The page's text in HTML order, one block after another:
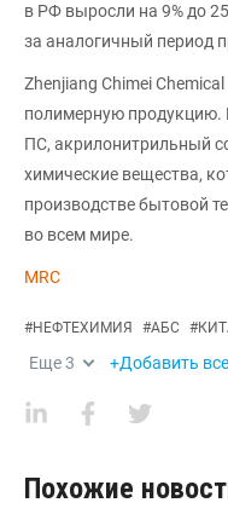
в РФ выросли на 9% до
за аналогичный период
Zhenjiang Chimei
полимерную продукцию.
ПС, акрилонитрильный
химические вещества,
производстве бытовой
во всем мире.
MRC
#НЕФТЕХИМИЯ #АБС #
Еще3 +Добавить
Похожие